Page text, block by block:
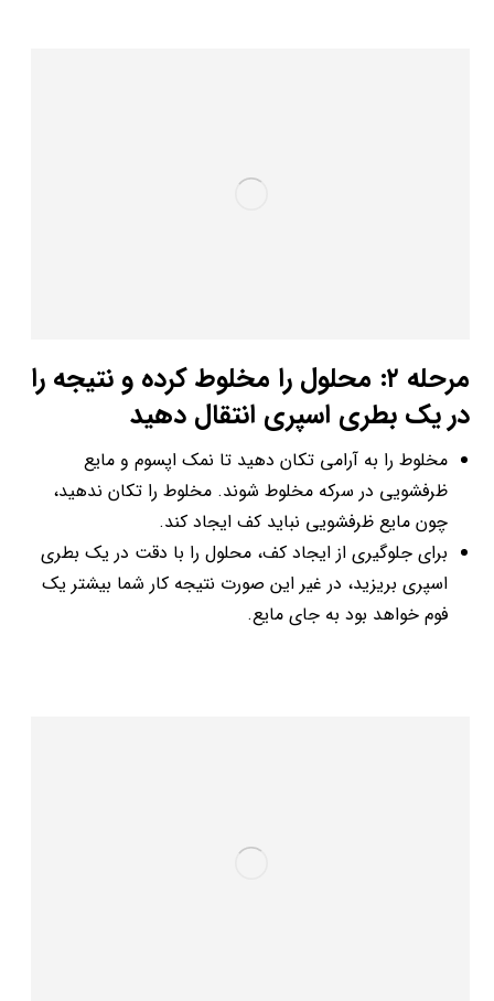
مرحله ۲: محلول را مخلوط کرده و نتیجه را
در یک بطری اسپری انتقال دهید
مخلوط را به آرامی تکان دهید تا نمک اپسوم و مایع
ظرفشویی در سرکه مخلوط شوند. مخلوط را تکان ندهید،
چون مایع ظرفشویی نباید کف ایجاد کند.
برای جلوگیری از ایجاد کف، محلول را با دقت در یک بطری
اسپری بریزید، در غیر این صورت نتیجه کار شما بیشتر یک
فوم خواهد بود به جای مایع.